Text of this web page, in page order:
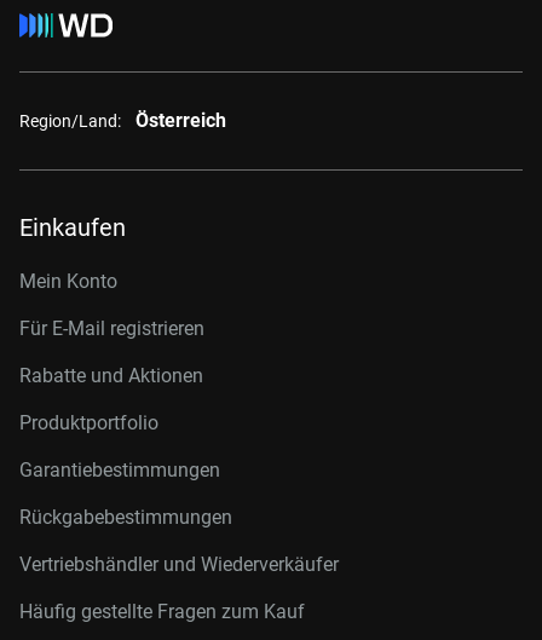
Region/Land: Österreich
Einkaufen
Mein Konto
Für E-Mail registrieren
Rabatte und Aktionen
Produktportfolio
Garantiebestimmungen
Rückgabebestimmungen
Vertriebshändler und Wiederverkäufer
Häufig gestellte Fragen zum Kauf